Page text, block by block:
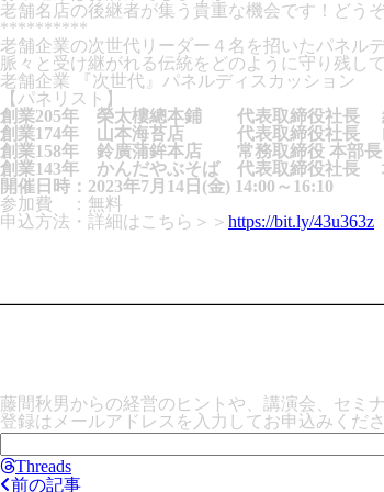
老舗名店の後継者が集う貴重な機会です！どう
**********
老舗企業の次世代リーダー４名を招いたパネル
脈々と受け継がれる伝統をどのように守り残し
老舗企業 『次世代』パネルディスカッション
【パネリスト】
創業205年 榮太樓總本鋪 代表取締役社長 細
創業174年 山本海苔店 代表取締役社長 山
創業158年 鈴廣蒲鉾本店 常務取締役 本部長
創業143年 かんだやぶそば 代表取締役社長
開催日時：2023年7月14日(金) 14:00～16:10
参加費 ：無料
申込方法・詳細はこちら＞＞ https://bit.ly/43u363z
藤間秋男からの経営のヒントや、講演会、セミ
登録はメールアドレスを入力してお申込みくださ
Threads
前の記事